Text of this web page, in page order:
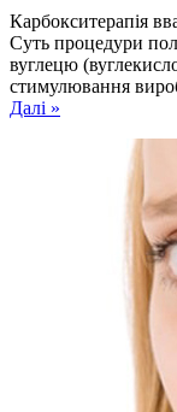
Карбокситерапія
Суть процедури
вуглецю
стимулювання
Далі »